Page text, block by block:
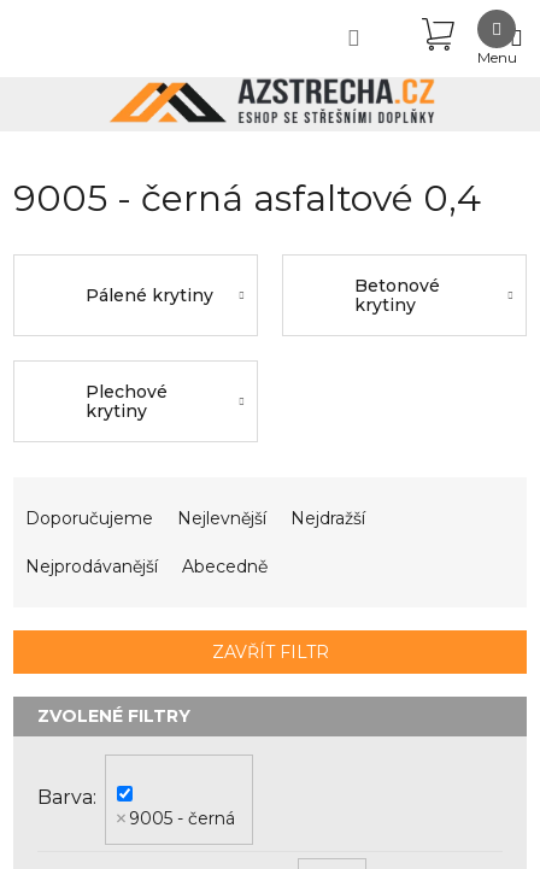
KOŠÍK
9005 - černá asfaltové 0,4
Pálené krytiny
Betonové
krytiny
Plechové
krytiny
r
o
Doporučujeme Nejlevnější Nejdražší
Nejprodávanější Abecedně
ZAVŘÍT FILTR
Barva
9005 - černá